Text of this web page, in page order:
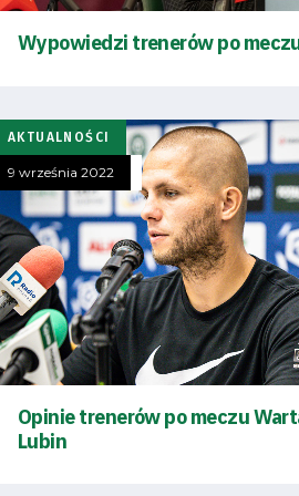
Bilety
Kontakt
Pierwszy
zespół
Amp
Futbol
Wypowiedzi trenerów po
AKTUALNOŚCI
9 września 2022
Opinie trenerów po meczu
Lubin